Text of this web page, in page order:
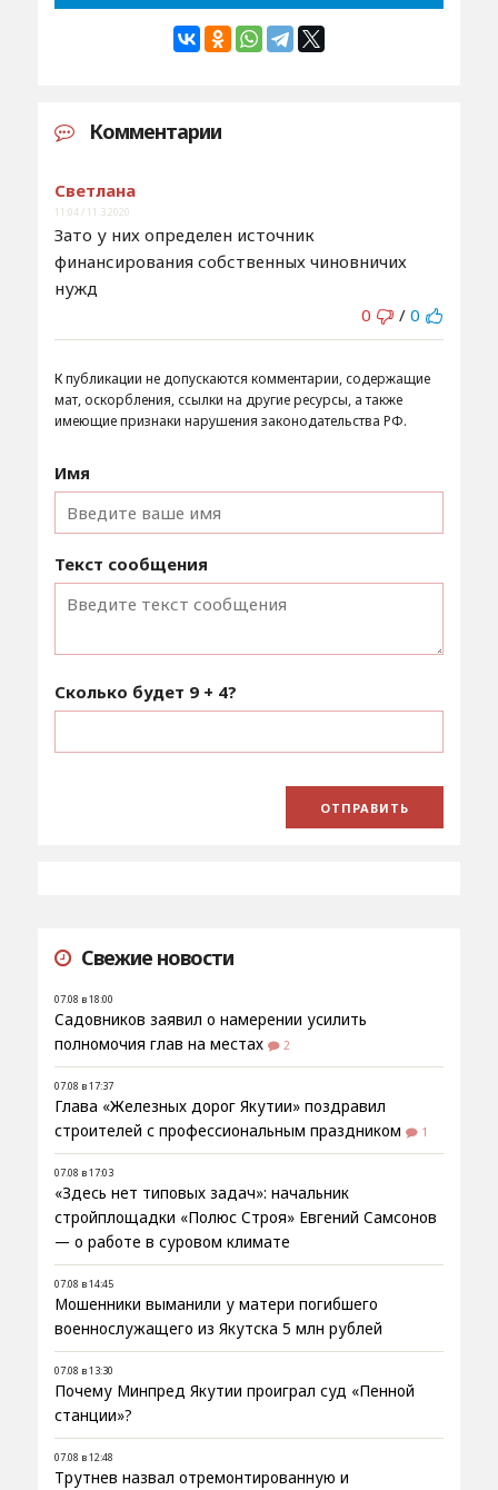
Комментарии
Светлана
11:04 / 11.3.2020
Зато у них определен источник
финансирования собственных чиновничих
нужд
0
/ 0
К публикации не допускаются комментарии, содержащие
мат, оскорбления, ссылки на другие ресурсы, а также
имеющие признаки нарушения законодательства РФ.
Имя
Текст сообщения
Сколько будет 9 + 4?
Свежие новости
07.08 в 18:00
Садовников заявил о намерении усилить
полномочия глав на местах
2
07.08 в 17:37
Глава «Железных дорог Якутии» поздравил
строителей с профессиональным праздником
1
07.08 в 17:03
«Здесь нет типовых задач»: начальник
стройплощадки «Полюс Строя» Евгений Самсонов
— о работе в суровом климате
07.08 в 14:45
Мошенники выманили у матери погибшего
военнослужащего из Якутска 5 млн рублей
07.08 в 13:30
Почему Минпред Якутии проиграл суд «Пенной
станции»?
07.08 в 12:48
Трутнев назвал отремонтированную и